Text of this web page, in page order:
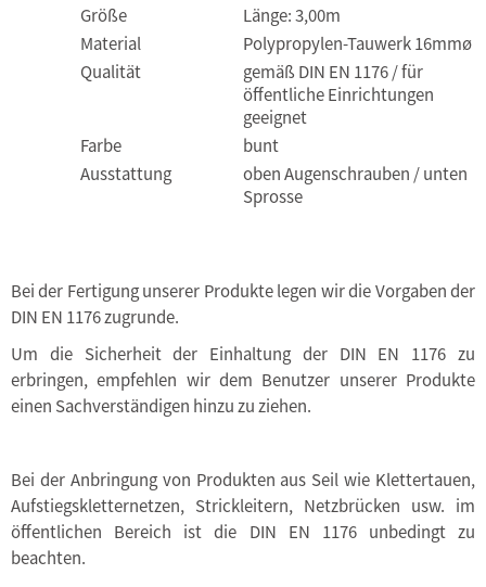
Größe
Länge: 3,00m
Material
Polypropylen-Tauwerk 16mmø
Qualität
gemäß DIN EN 1176 / für
öffentliche Einrichtungen
geeignet
Farbe
bunt
Ausstattung
oben Augenschrauben / unten
Sprosse
Bei der Fertigung unserer Produkte legen wir die Vorgaben der
DIN EN 1176 zugrunde.
Um die Sicherheit der Einhaltung der DIN EN 1176 zu
erbringen, empfehlen wir dem Benutzer unserer Produkte
einen Sachverständigen hinzu zu ziehen.
Bei der Anbringung von Produkten aus Seil wie Klettertauen,
Aufstiegskletternetzen, Strickleitern, Netzbrücken usw. im
öffentlichen Bereich ist die DIN EN 1176 unbedingt zu
beachten.